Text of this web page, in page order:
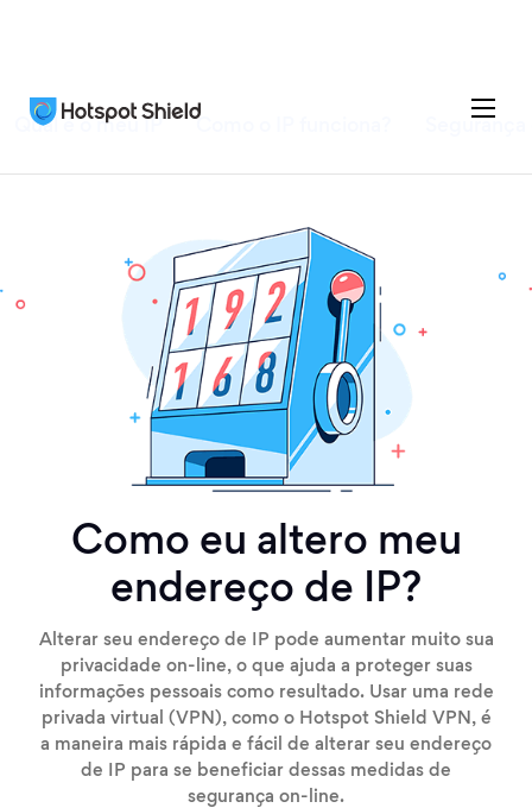
Qual é o meu IP
Como eu altero meu
endereço de IP?
Alterar seu endereço de IP pode aumentar muito sua
privacidade on-line, o que ajuda a proteger suas
informações pessoais como resultado. Usar uma rede
privada virtual (VPN), como o Hotspot Shield VPN, é
a maneira mais rápida e fácil de alterar seu endereço
de IP para se beneficiar dessas medidas de
segurança on-line.